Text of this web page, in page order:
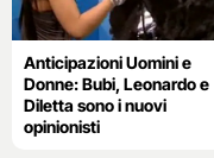
Anticipazioni Uomini e
Donne: Bubi, Leonardo e
Diletta sono i nuovi
opinionisti